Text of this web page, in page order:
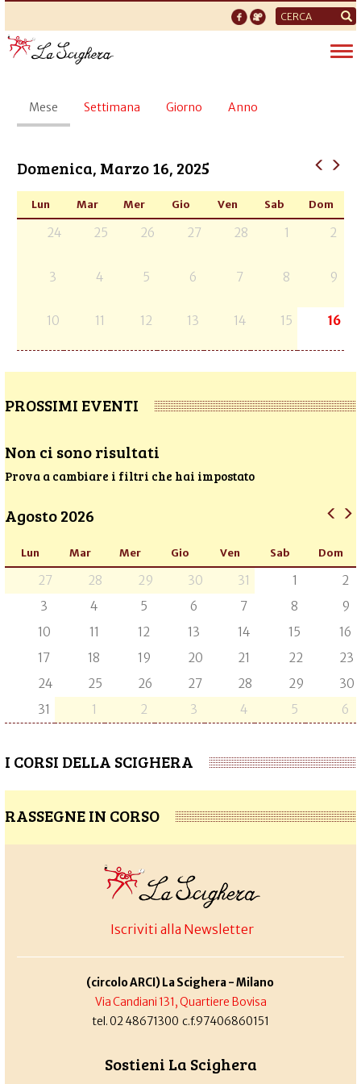
Form
di
ricerca
Schede
primarie
Mese (scheda
attiva)
Settimana Giorno Anno
Domenica, Marzo 16, 2025
Lun Mar Mer Gio Ven Sab Dom
24 25 26 27 28 1 2
3 4 5 6 7 8 9
10 11 12 13 14 15 16
PROSSIMI EVENTI
Non ci sono risultati
Prova a cambiare i filtri che hai impostato
Agosto 2026
Lun Mar Mer Gio Ven Sab Dom
27 28 29 30 31 1
2
3
4 5 6 7 8
9
10
11 12 13 14 15
16
17
18 19 20 21 22
23
24
25 26 27 28 29
30
31
1 2 3 4 5 6
I CORSI DELLA SCIGHERA
RASSEGNE IN CORSO
Iscriviti alla Newsletter
(circolo ARCI) La Scighera - Milano
Via Candiani 131, Quartiere Bovisa
tel. 02 48671300 c.f.97406860151
Sostieni La Scighera